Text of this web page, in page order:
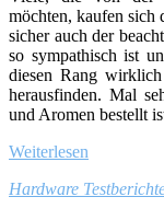
möchten, kaufen sich
sicher auch der
so sympathisch ist
diesen Rang
herausfinden. Mal
und Aromen bestellt
Weiterlesen
Hardware